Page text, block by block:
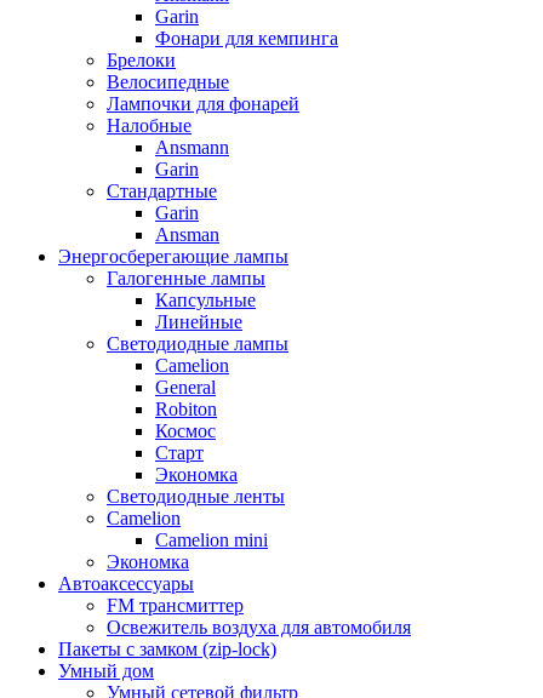
Garin
Фонари для кемпинга
Брелоки
Велосипедные
Лампочки для фонарей
Налобные
Ansmann
Garin
Стандартные
Garin
Ansman
Энергосберегающие лампы
Галогенные лампы
Капсульные
Линейные
Светодиодные лампы
Camelion
General
Robiton
Космос
Старт
Экономка
Светодиодные ленты
Camelion
Camelion mini
Экономка
Автоаксессуары
FM трансмиттер
Освежитель воздуха для автомобиля
Пакеты с замком (zip-lock)
Умный дом
Умный сетевой фильтр